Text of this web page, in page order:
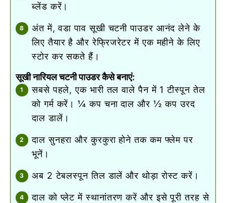
ब्लेंड करें।
अंत में, वडा पाव सूखी चटनी पाउडर आनंद लेने के
लिए तैयार है और रेफ्रिजरेटर में एक महीने के लिए
स्टोर कर सकते हैं।
सूखी नारियल चटनी पाउडर कैसे बनाएं:
सबसे पहले, एक भारी तल वाले पैन में 1 टीस्पून तेल
को गर्म करें। ¼ कप चना दाल और ½ कप उरद
दाल डालें।
दाल सुनहरा और कुरकुरा होने तक कम फ्लेम पर
भूनें।
अब 2 टेबलस्पून तिल डालें और थोड़ा रोस्ट करें।
दाल को प्लेट में स्थानांतरण करें और इसे पूरी तरह से